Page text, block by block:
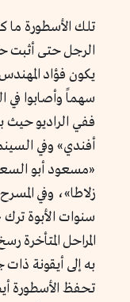
تلك الأسطورة ما
الرجل حتى أثبت
يكون فؤاد
سهماً وأصابوا في
ففي الراديو حيث
أفندي» وفي
«مسعود أبو
زلاطا»، وفي
سنوات الأبوة
المراحل
به إلى أيقونة
تحفظ الأسطورة